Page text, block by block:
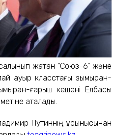
жатқан "Союз-6" және
ауыр класстағы зымыран-
ғарыш кешені Елбасы
аталады.
Путиннің ұсынысынан